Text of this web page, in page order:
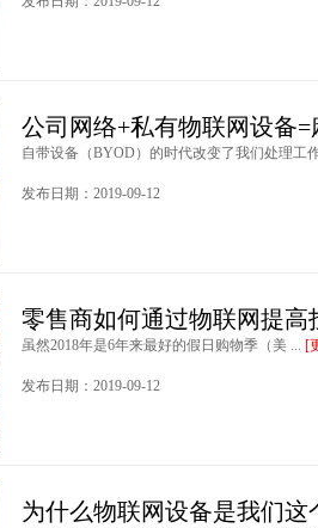
公司网络+私有物联网设备=
自带设备（BYOD）的时代改变了我们处理工
发布日期：2019-09-12
零售商如何通过物联网提高
虽然2018年是6年来最好的假日购物季（美 ... [
发布日期：2019-09-12
为什么物联网设备是我们